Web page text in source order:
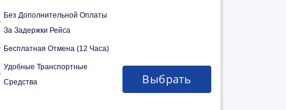
Без Дополнительной Оплаты
За Задержки Рейса
Бесплатная Отмена (12 Часа)
Удобные Транспортные
Средства
Выбрать